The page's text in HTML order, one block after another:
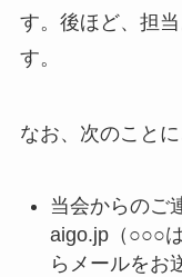
す。後ほど、担
す。
なお、次のことに
当会からのご
aigo.jp（○○○
らメールをお